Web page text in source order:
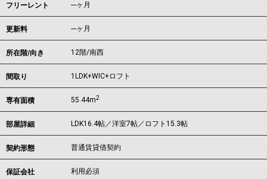
フリーレント ---ヶ月
更新料 ---ヶ月
所在階/向き 12階/南西
間取り 1LDK+WIC+ロフト
専有面積 55.44m2
部屋詳細 LDK16.4帖／洋室7帖／ロフト15.3帖
契約形態 普通賃貸借契約
保証会社 利用必須